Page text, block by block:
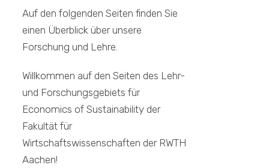
Auf den folgenden Seiten finden Sie
einen Überblick über unsere
Forschung und Lehre.
Willkommen auf den Seiten des Lehr-
und Forschungsgebiets für
Economics of Sustainability der
Fakultät für
Wirtschaftswissenschaften der RWTH
Aachen!